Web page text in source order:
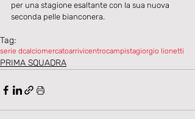
per una stagione esaltante con la sua nuova
seconda pelle bianconera.
Tag:
serie dcalciomercatoarrivicentrocampistagiorgio lionetti
PRIMA SQUADRA